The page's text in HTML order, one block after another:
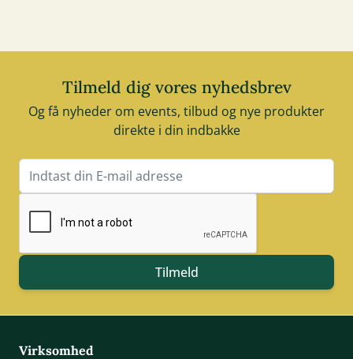
Tilmeld dig vores nyhedsbrev
Og få nyheder om events, tilbud og nye produkter
direkte i din indbakke
E-mail adresse
Tilmeld
Virksomhed